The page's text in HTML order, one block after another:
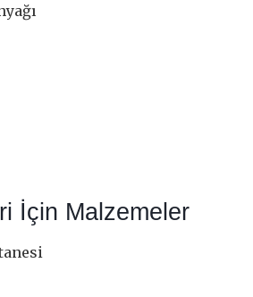
İçin Malzemeler